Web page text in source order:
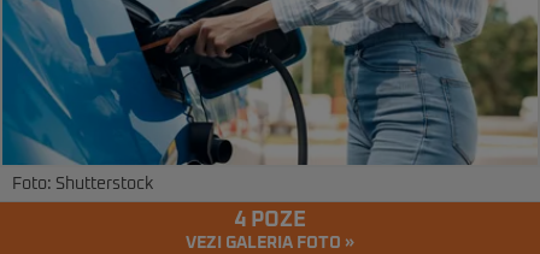
Foto: Shutterstock
4 POZE
VEZI GALERIA FOTO »